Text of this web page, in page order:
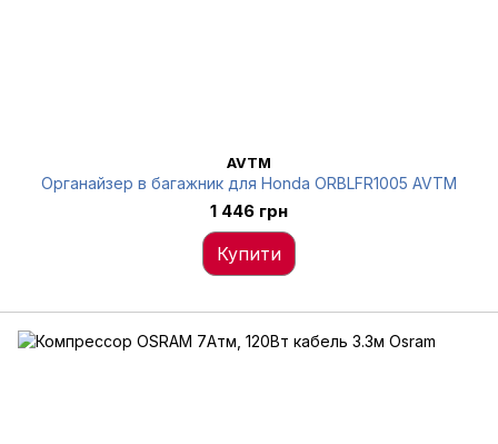
AVTM
Органайзер в багажник для Honda ORBLFR1005 AVTM
1 446 грн
Купити